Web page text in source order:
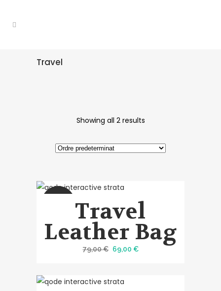
Travel
Showing all 2 results
Travel
Leather Bag
79,00€ El
69,00 €El